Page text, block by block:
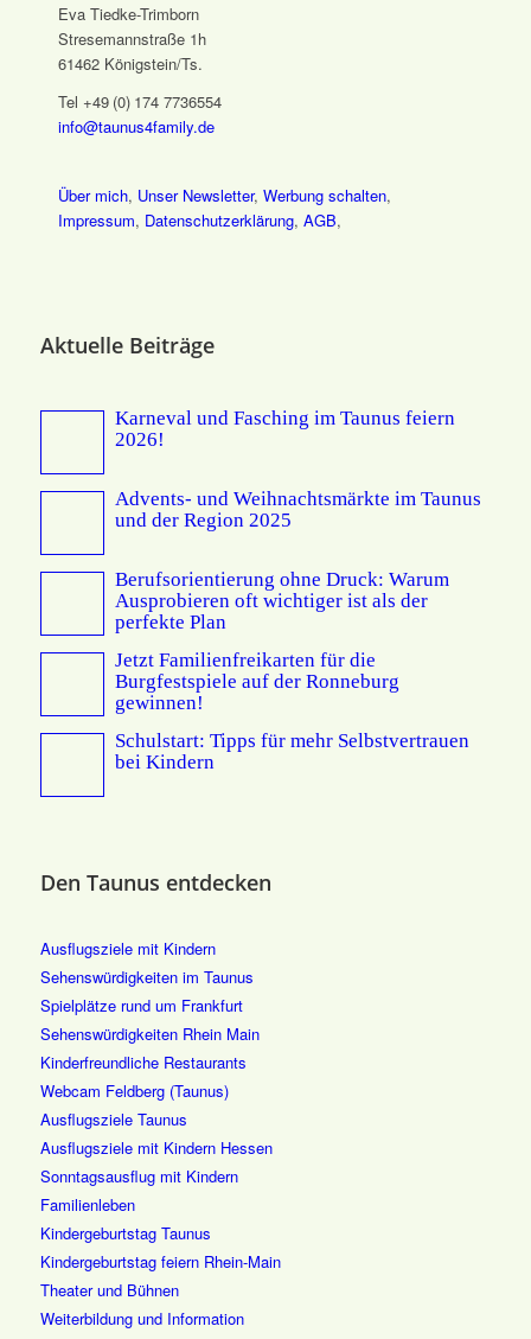
Eva Tiedke-Trimborn
Stresemannstraße 1h
61462 Königstein/Ts.
Tel +49 (0) 174 7736554
info@taunus4family.de
Über mich, Unser Newsletter, Werbung schalten,
Impressum, Datenschutz­erklärung, AGB,
Aktuelle Beiträge
Karneval und Fasching im Taunus feiern
2026!
Advents- und Weihnachtsmärkte im Taunus
und der Region 2025
Berufsorientierung ohne Druck: Warum
Ausprobieren oft wichtiger ist als der
perfekte Plan
Jetzt Familienfreikarten für die
Burgfestspiele auf der Ronneburg
gewinnen!
Schulstart: Tipps für mehr Selbstvertrauen
bei Kindern
Den Taunus entdecken
Ausflugsziele mit Kindern
Sehenswürdigkeiten im Taunus
Spielplätze rund um Frankfurt
Sehenswürdigkeiten Rhein Main
Kinderfreundliche Restaurants
Webcam Feldberg (Taunus)
Ausflugsziele Taunus
Ausflugsziele mit Kindern Hessen
Sonntagsausflug mit Kindern
Familienleben
Kindergeburtstag Taunus
Kindergeburtstag feiern Rhein-Main
Theater und Bühnen
Weiterbildung und Information